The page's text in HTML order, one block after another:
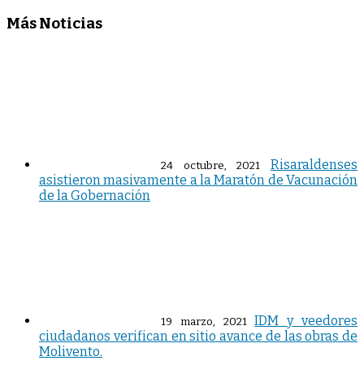
Más Noticias
24 octubre, 2021
Risaraldenses
asistieron masivamente a la Maratón de Vacunación
de la Gobernación
19 marzo, 2021
IDM y veedores
ciudadanos verifican en sitio avance de las obras de
Molivento.